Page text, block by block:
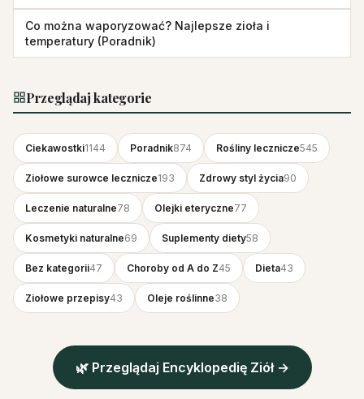
Co można waporyzować? Najlepsze zioła i
temperatury (Poradnik)
Przeglądaj kategorie
Ciekawostki1144 Poradnik874 Rośliny lecznicze545
Ziołowe surowce lecznicze193 Zdrowy styl życia90
Leczenie naturalne78 Olejki eteryczne77
Kosmetyki naturalne69 Suplementy diety58
Bez kategorii47 Choroby od A do Z45 Dieta43
Ziołowe przepisy43 Oleje roślinne38
🌿 Przeglądaj Encyklopedię Ziół →